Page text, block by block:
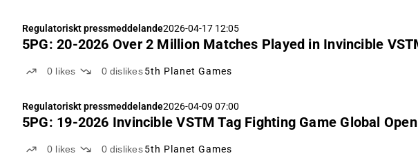
Regulatoriskt pressmeddelande2026-04-17 12:05
5PG: 20-2026 Over 2 Million Matches Played in Invincible
0 likes 0 dislikes 5th Planet Games
Regulatoriskt pressmeddelande2026-04-09 07:00
5PG: 19-2026 Invincible VSTM Tag Fighting Game Global
0 likes 0 dislikes 5th Planet Games